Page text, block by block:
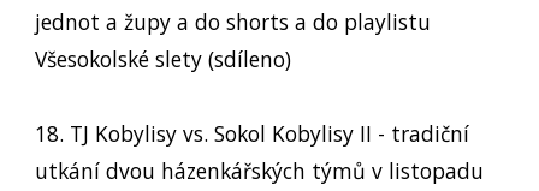
jednot a župy a do shorts a do playlistu
Všesokolské slety (sdíleno)
18. TJ Kobylisy vs. Sokol Kobylisy II - tradiční
utkání dvou házenkářských týmů v listopadu